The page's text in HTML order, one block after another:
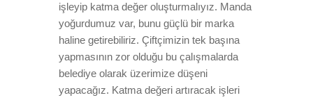
işleyip katma değer oluşturmalıyız. Manda
yoğurdumuz var, bunu güçlü bir marka
haline getirebiliriz. Çiftçimizin tek başına
yapmasının zor olduğu bu çalışmalarda
belediye olarak üzerimize düşeni
yapacağız. Katma değeri artıracak işleri